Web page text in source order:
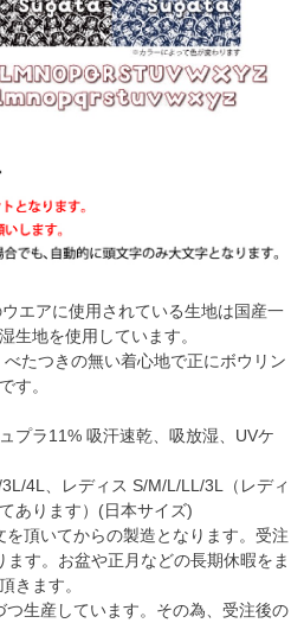
エアに使用されている生地は国産一
生地を使用しています。
たつきの無い着心地で正にボウリン
す。
プラ11% 吸汗速乾、吸放湿、UVケ
4L、レディス S/M/L/LL/3L（レディ
あります）(日本サイズ)
を頂いてからの製造となります。受注
す。お盆や正月などの長期休暇をま
きます。
つ生産しています。その為、受注後の